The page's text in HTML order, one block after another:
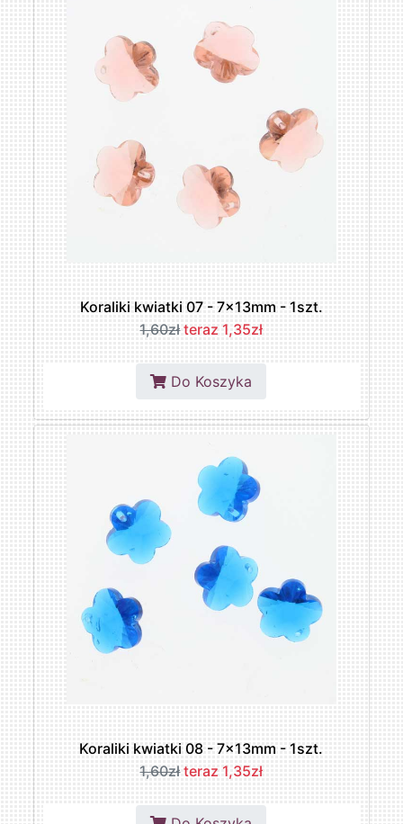
Koraliki kwiatki 07 - 7x13mm - 1szt.
1,60zł teraz 1,35zł
Do Koszyka
Koraliki kwiatki 08 - 7x13mm - 1szt.
1,60zł teraz 1,35zł